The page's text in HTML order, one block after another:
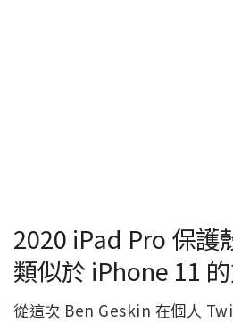
2020 iPad Pro 保護
類似於 iPhone 11
從這次 Ben Geskin 在個人